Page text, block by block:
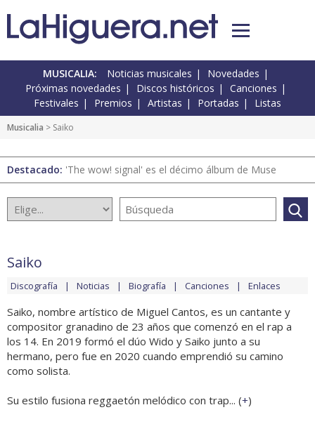
MUSICALIA: Noticias musicales
Novedades
Próximas novedades
Discos históricos
Canciones
Festivales
Premios Artistas Portadas Listas
Musicalia > Saiko
Destacado: 'The wow! signal' es el décimo álbum de Muse
Saiko
Discografía Noticias Biografía Canciones Enlaces
Saiko, nombre artístico de Miguel Cantos, es un cantante y
compositor granadino de 23 años que comenzó en el rap a
los 14. En 2019 formó el dúo Wido y Saiko junto a su
hermano, pero fue en 2020 cuando emprendió su camino
como solista.
Su estilo fusiona reggaetón melódico con trap... (+)